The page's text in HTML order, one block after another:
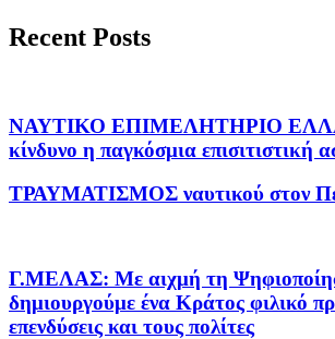
Recent Posts
ΝΑΥΤΙΚΟ ΕΠΙΜΕΛΗΤΗΡΙΟ
κίνδυνο η παγκόσμια επισιτιστική
ΤΡΑΥΜΑΤΙΣΜΟΣ ναυτικού στον
Γ.ΜΕΛΑΣ: Με αιχμή τη
δημιουργούμε ένα Κράτος φιλικό
επενδύσεις και τους πολίτες